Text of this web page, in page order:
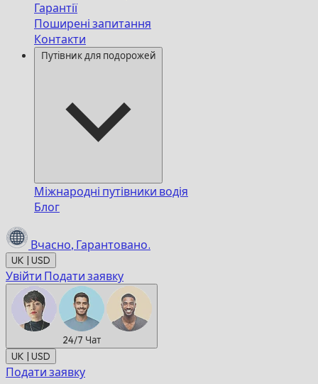
Гарантії
Поширені запитання
Контакти
Путівник для подорожей
Міжнародні путівники водія
Блог
Вчасно, Гарантовано.
UK | USD
Увійти Подати заявку
24/7 Чат
UK | USD
Подати заявку